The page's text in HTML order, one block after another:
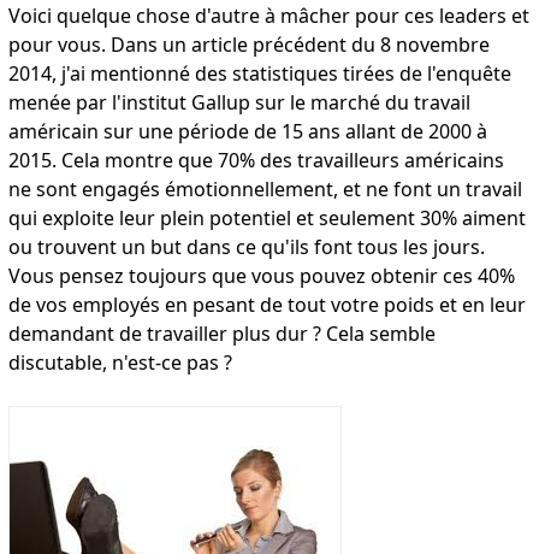
Voici quelque chose d'autre à mâcher pour ces leaders et
pour vous. Dans un article précédent du 8 novembre
2014, j'ai mentionné des statistiques tirées de l'enquête
menée par l'institut Gallup sur le marché du travail
américain sur une période de 15 ans allant de 2000 à
2015. Cela montre que 70% des travailleurs américains
ne sont engagés émotionnellement, et ne font un travail
qui exploite leur plein potentiel et seulement 30% aiment
ou trouvent un but dans ce qu'ils font tous les jours.
Vous pensez toujours que vous pouvez obtenir ces 40%
de vos employés en pesant de tout votre poids et en leur
demandant de travailler plus dur ? Cela semble
discutable, n'est-ce pas ?